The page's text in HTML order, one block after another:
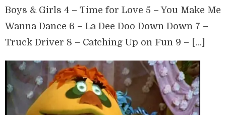
Boys & Girls 4 – Time for Love 5 – You Make Me
Wanna Dance 6 – La Dee Doo Down Down 7 –
Truck Driver 8 – Catching Up on Fun 9 – […]